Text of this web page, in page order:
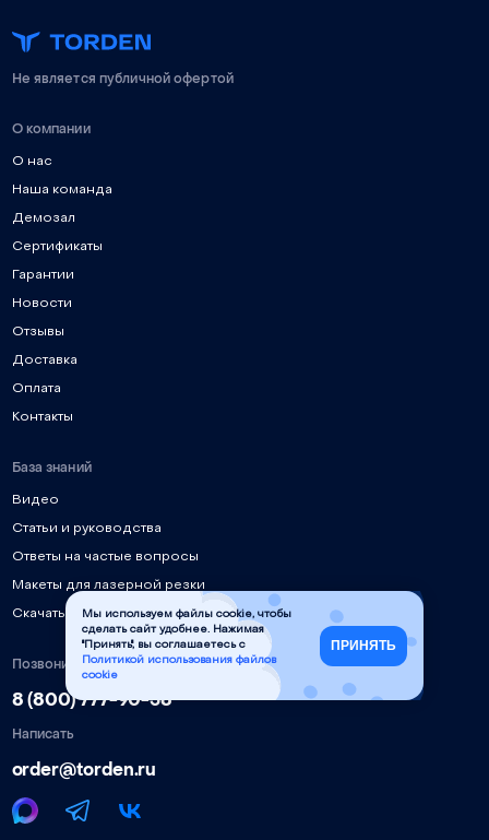
Не является публичной офертой
О компании
О нас
Наша команда
Демозал
Сертификаты
Гарантии
Новости
Отзывы
Доставка
Оплата
Контакты
База знаний
Видео
Статьи и руководства
Ответы на частые вопросы
Макеты для лазерной резки
Скачать инструкции, ПО, драйверы
Позвонить
8 (800) 777-90-58
Написать
order@torden.ru
Мы используем файлы cookie, чтобы
сделать сайт удобнее. Нажимая
"Принять", вы соглашаетесь с
Политикой использования файлов
cookie
ПРИНЯТЬ